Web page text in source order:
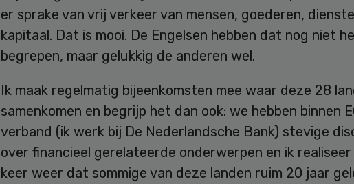
er sprake van vrij verkeer van mensen, goederen,
kapitaal. Dat is mooi. De Engelsen hebben dat nog niet
begrepen, maar gelukkig de anderen wel.
Ik maak regelmatig bijeenkomsten mee waar deze 28
samenkomen en begrijp het dan ook: we hebben binnen
verband (ik werk bij De Nederlandsche Bank) stevige
over financieel gerelateerde onderwerpen en ik realiseer
keer weer dat sommige van deze landen ruim 20 jaar